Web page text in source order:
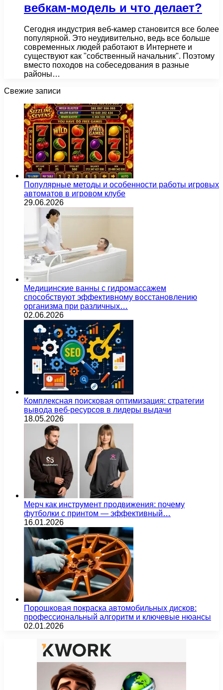
вебкам-модель и что делает?
Сегодня индустрия веб-камер становится все более
популярной. Это неудивительно, ведь все больше
современных людей работают в Интернете и
существуют как "собственный начальник". Поэтому
вместо походов на собеседования в разные
районы…
Свежие записи
Популярные методы и особенности работы игровых
автоматов в игровом клубе
29.06.2026
Медицинские ванны с гидромассажем
способствуют эффективному восстановлению
организма при различных…
02.06.2026
Комплексная поисковая оптимизация: стратегии
вывода веб-ресурсов в лидеры выдачи
18.05.2026
Мерч как инструмент продвижения: почему
футболки с принтом — эффективный…
16.01.2026
Порошковая покраска автомобильных дисков:
профессиональный алгоритм и ключевые нюансы
02.01.2026